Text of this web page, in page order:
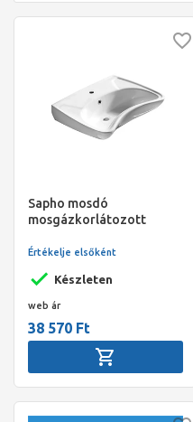
Sapho mosdó
mosgázkorlátozott
59x45,5cm
Készleten
Értékelje elsőként
web ár
38 570 Ft